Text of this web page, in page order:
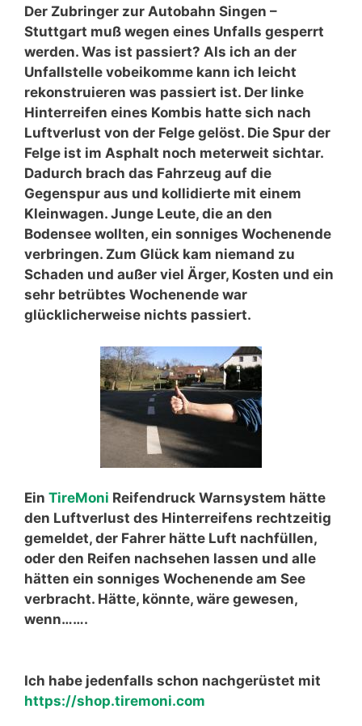
Der Zubringer zur Autobahn Singen –
Stuttgart muß wegen eines Unfalls gesperrt
werden. Was ist passiert? Als ich an der
Unfallstelle vobeikomme kann ich leicht
rekonstruieren was passiert ist. Der linke
Hinterreifen eines Kombis hatte sich nach
Luftverlust von der Felge gelöst. Die Spur der
Felge ist im Asphalt noch meterweit sichtar.
Dadurch brach das Fahrzeug auf die
Gegenspur aus und kollidierte mit einem
Kleinwagen. Junge Leute, die an den
Bodensee wollten, ein sonniges Wochenende
verbringen. Zum Glück kam niemand zu
Schaden und außer viel Ärger, Kosten und ein
sehr betrübtes Wochenende war
glücklicherweise nichts passiert.
Ein TireMoni Reifendruck Warnsystem hätte
den Luftverlust des Hinterreifens rechtzeitig
gemeldet, der Fahrer hätte Luft nachfüllen,
oder den Reifen nachsehen lassen und alle
hätten ein sonniges Wochenende am See
verbracht. Hätte, könnte, wäre gewesen,
wenn…….
Ich habe jedenfalls schon nachgerüstet mit
https://shop.tiremoni.com